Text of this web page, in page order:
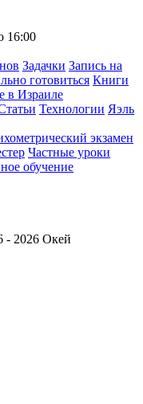
16:00
Задачки Запись на
готовиться Книги
в Израиле
Технологии Яэль
экзамен
Частные уроки
обучение
- 2026 Окей